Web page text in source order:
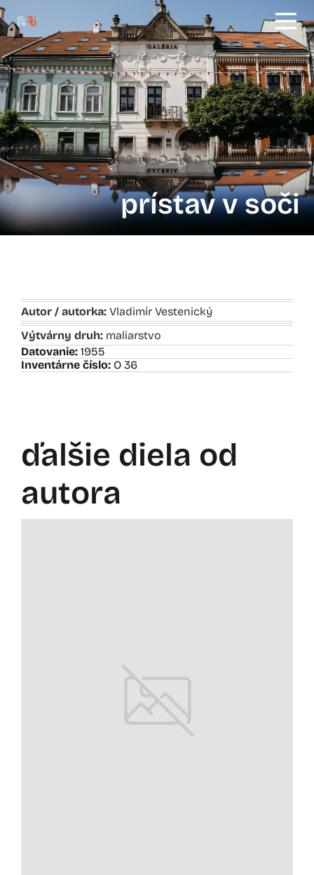
prístav v soči
Autor / autorka: Vladimír Vestenický
Výtvárny druh: maliarstvo
Datovanie: 1955
Inventárne číslo: O 36
ďalšie diela od
autora